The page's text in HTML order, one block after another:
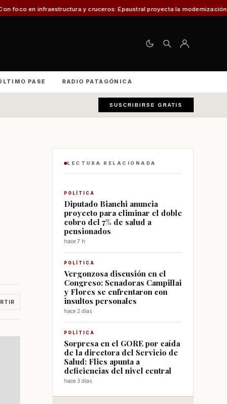
y cruceros: Epaustral proyecta la modernización portuaria para
PASE RADIO PATAGÓNICA
SUSCRIBIRSE GRATIS
LECTURA RELACIONADA
POLÍTICA
Diputado Bianchi anuncia
proyecto para eliminar el doble
cobro del 7% de salud a
pensionados
hace 7 h
POLÍTICA
Vergonzosa discusión en el
Congreso: Senadoras Campillai
y Flores se enfrentaron con
insultos personales
hace 2 días
POLÍTICA
Sorpresa en el GORE por caída
de la directora del Servicio de
Salud: Flies apunta a
deficiencias del nivel central
hace 3 días